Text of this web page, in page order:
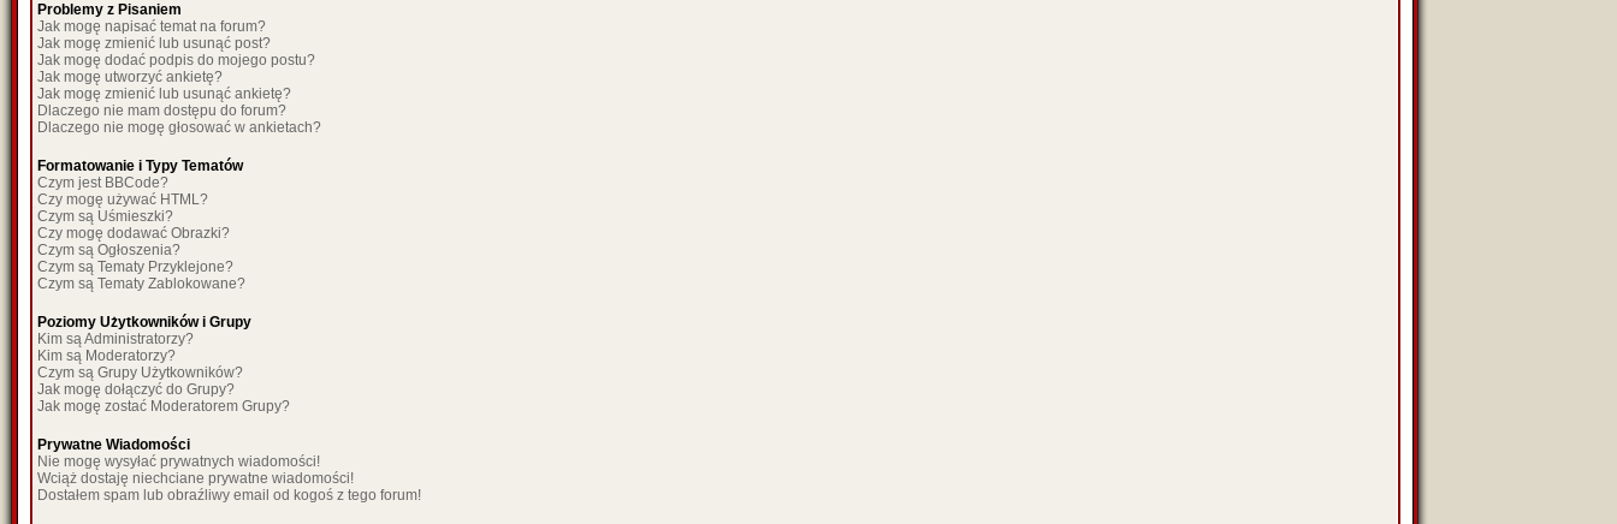
Problemy z Pisaniem
Jak mogę napisać temat na forum?
Jak mogę zmienić lub usunąć post?
Jak mogę dodać podpis do mojego postu?
Jak mogę utworzyć ankietę?
Jak mogę zmienić lub usunąć ankietę?
Dlaczego nie mam dostępu do forum?
Dlaczego nie mogę głosować w ankietach?
Formatowanie i Typy Tematów
Czym jest BBCode?
Czy mogę używać HTML?
Czym są Uśmieszki?
Czy mogę dodawać Obrazki?
Czym są Ogłoszenia?
Czym są Tematy Przyklejone?
Czym są Tematy Zablokowane?
Poziomy Użytkowników i Grupy
Kim są Administratorzy?
Kim są Moderatorzy?
Czym są Grupy Użytkowników?
Jak mogę dołączyć do Grupy?
Jak mogę zostać Moderatorem Grupy?
Prywatne Wiadomości
Nie mogę wysyłać prywatnych wiadomości!
Wciąż dostaję niechciane prywatne wiadomości!
Dostałem spam lub obraźliwy email od kogoś z tego forum!